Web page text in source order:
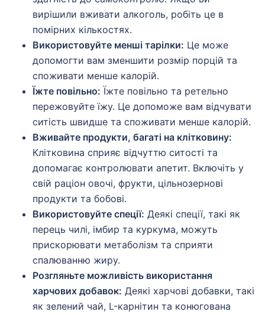
вирішили вживати алкоголь, робіть це в
помірних кількостях.
Використовуйте менші тарілки: Це може
допомогти вам зменшити розмір порцій та
споживати менше калорій.
Їжте повільно: Їжте повільно та ретельно
пережовуйте їжу. Це допоможе вам відчувати
ситість швидше та споживати менше калорій.
Вживайте продукти, багаті на клітковину:
Клітковина сприяє відчуттю ситості та
допомагає контролювати апетит. Включіть у
свій раціон овочі, фрукти, цільнозернові
продукти та бобові.
Використовуйте спеції: Деякі спеції, такі як
перець чилі, імбир та куркума, можуть
прискорювати метаболізм та сприяти
спалюванню жиру.
Розгляньте можливість використання
харчових добавок: Деякі харчові добавки, такі
як зелений чай, L-карнітин та конюгована